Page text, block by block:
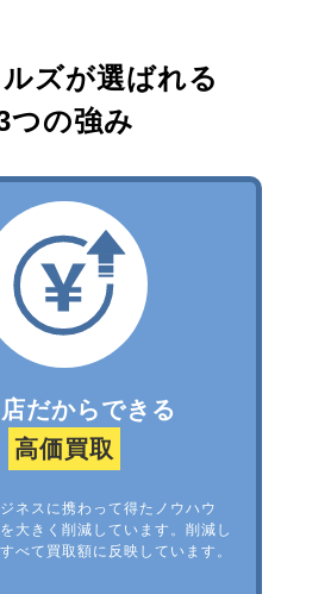
ズが選ばれる
つの強み
だからできる
高価買取
ネスに携わって得たノウハウ
大きく削減しています。削減し
べて買取額に反映しています。